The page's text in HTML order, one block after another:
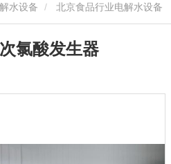
水设备 北京食品行业电解水设备
器 氯酸发生器